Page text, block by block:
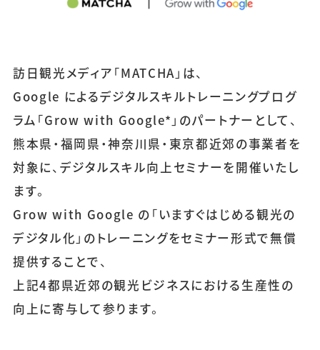
訪日観光メディア「MATCHA」は、
Google によるデジタルスキルトレーニングプログ
ラム「Grow with Google*」のパートナーとして、
熊本県・福岡県・神奈川県・東京都近郊の事業者を
対象に、デジタルスキル向上セミナーを開催いたし
ます。
Grow with Google の「いますぐはじめる観光の
デジタル化」のトレーニングをセミナー形式で無償
提供することで、
上記4都県近郊の観光ビジネスにおける生産性の
向上に寄与して参ります。